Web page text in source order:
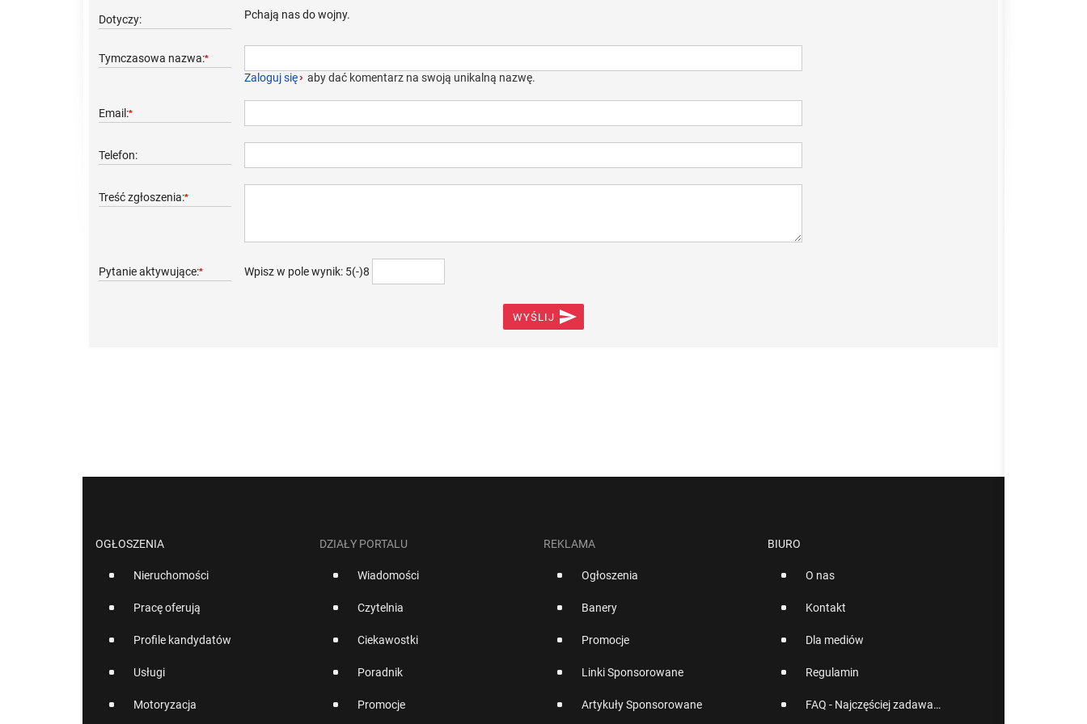
Dotyczy: Pchają nas do wojny.
Tymczasowa nazwa:*
Zaloguj się› aby dać komentarz na swoją unikalną nazwę.
Email:*
Telefon:
Treść zgłoszenia:*
Pytanie aktywujące:* Wpisz w pole wynik: 5(-)8
WYŚLIJ 
OGŁOSZENIA
Nieruchomości
Pracę oferują
Profile kandydatów
Usługi
Motoryzacja
DZIAŁY PORTALU
Wiadomości
Czytelnia
Ciekawostki
Poradnik
Promocje
REKLAMA
Ogłoszenia
Banery
Promocje
Linki Sponsorowane
Artykuły Sponsorowane
BIURO
O nas
Kontakt
Dla mediów
Regulamin
FAQ - Najczęściej zadawane pytania